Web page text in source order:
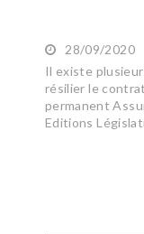
28/09/2020
Il existe
résilier le
permanent
Editions